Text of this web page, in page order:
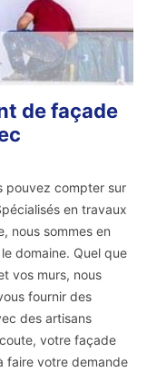
de façade
pouvez compter sur
en travaux
nous sommes en
domaine. Quel que
vos murs, nous
fournir des
des artisans
votre façade
faire votre demande